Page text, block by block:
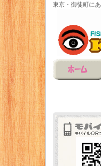
東京・御徒町に